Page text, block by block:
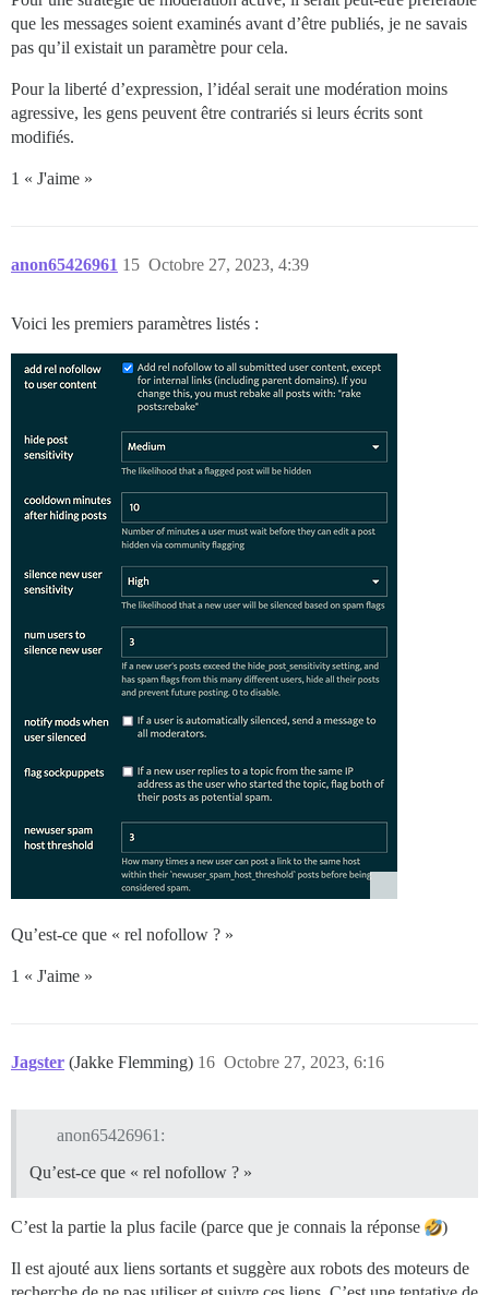
que les messages soient examinés avant d’être publiés, je ne savais
pas qu’il existait un paramètre pour cela.
Pour la liberté d’expression, l’idéal serait une modération moins
agressive, les gens peuvent être contrariés si leurs écrits sont
modifiés.
1 « J'aime »
anon65426961 Octobre 27, 2023, 4:39
15
Voici les premiers paramètres listés :
Qu’est-ce que « rel nofollow ? »
1 « J'aime »
Jagster (Jakke Flemming) Octobre 27, 2023, 6:16
16
anon65426961:
Qu’est-ce que « rel nofollow ? »
C’est la partie la plus facile (parce que je connais la réponse )
Il est ajouté aux liens sortants et suggère aux robots des moteurs de